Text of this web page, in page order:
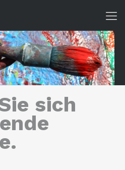
sich